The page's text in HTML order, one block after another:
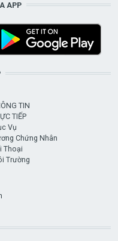
APP
TIN
TIẾP
Vụ
Chứng Nhân
Thoại
Trường